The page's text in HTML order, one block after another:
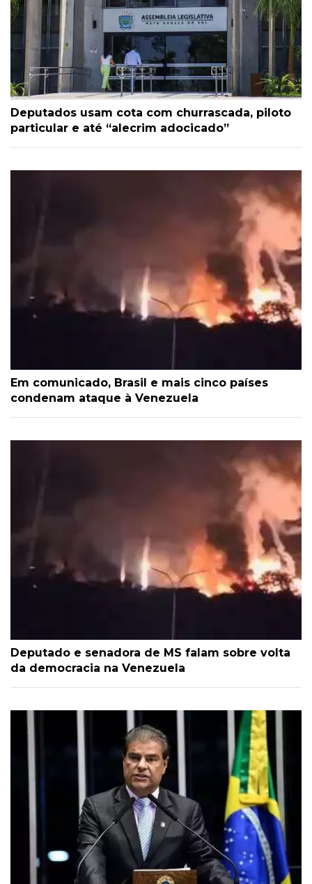
Deputados usam cota com churrascada, piloto
particular e até “alecrim adocicado”
Em comunicado, Brasil e mais cinco países
condenam ataque à Venezuela
Deputado e senadora de MS falam sobre volta
da democracia na Venezuela